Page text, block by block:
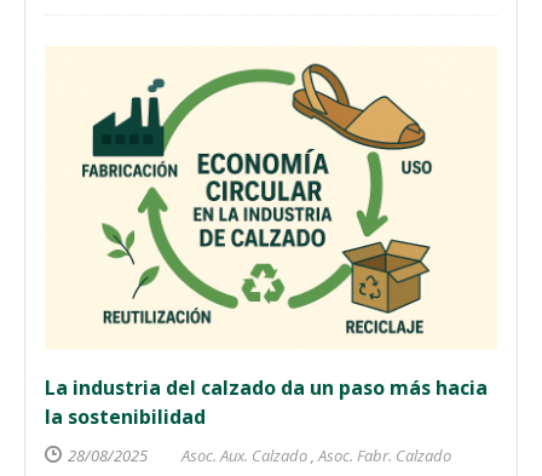
La industria del calzado da un paso más hacia
la sostenibilidad
28/08/2025 Asoc. Aux. Calzado,Asoc. Fabr. Calzado